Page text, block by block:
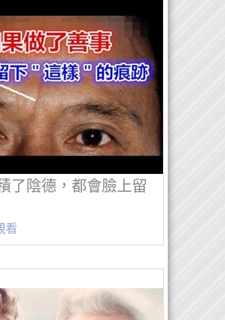
了陰德，都會臉上留
看